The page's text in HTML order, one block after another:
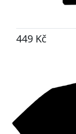
449 Kč